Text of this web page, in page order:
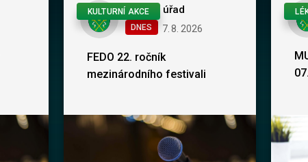
Obecní úřad
DNES 7. 8 2026
FEDO 22. ročník
mezinárodního festivali
KULTURNÍ AKCE